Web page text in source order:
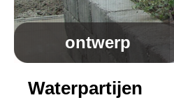
Waterpartijen
ontwerp